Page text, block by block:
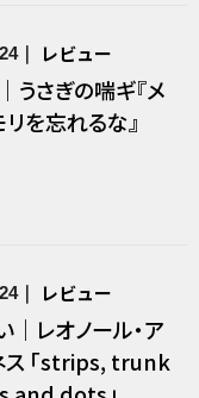
レビュー
うさぎの喘ギ『メ
リを忘れるな』
レビュー
｜レオノール・ア
ス 「strips, trunk